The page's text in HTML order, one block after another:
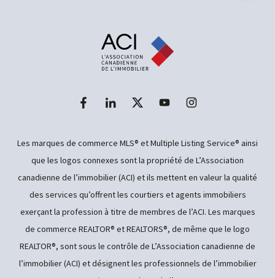
Les marques de commerce MLS® et Multiple Listing Service® ainsi
que les logos connexes sont la propriété de L’Association
canadienne de l’immobilier (ACI) et ils mettent en valeur la qualité
des services qu’offrent les courtiers et agents immobiliers
exerçant la profession à titre de membres de l’ACI. Les marques
de commerce REALTOR® et REALTORS®, de même que le logo
REALTOR®, sont sous le contrôle de L’Association canadienne de
l’immobilier (ACI) et désignent les professionnels de l’immobilier